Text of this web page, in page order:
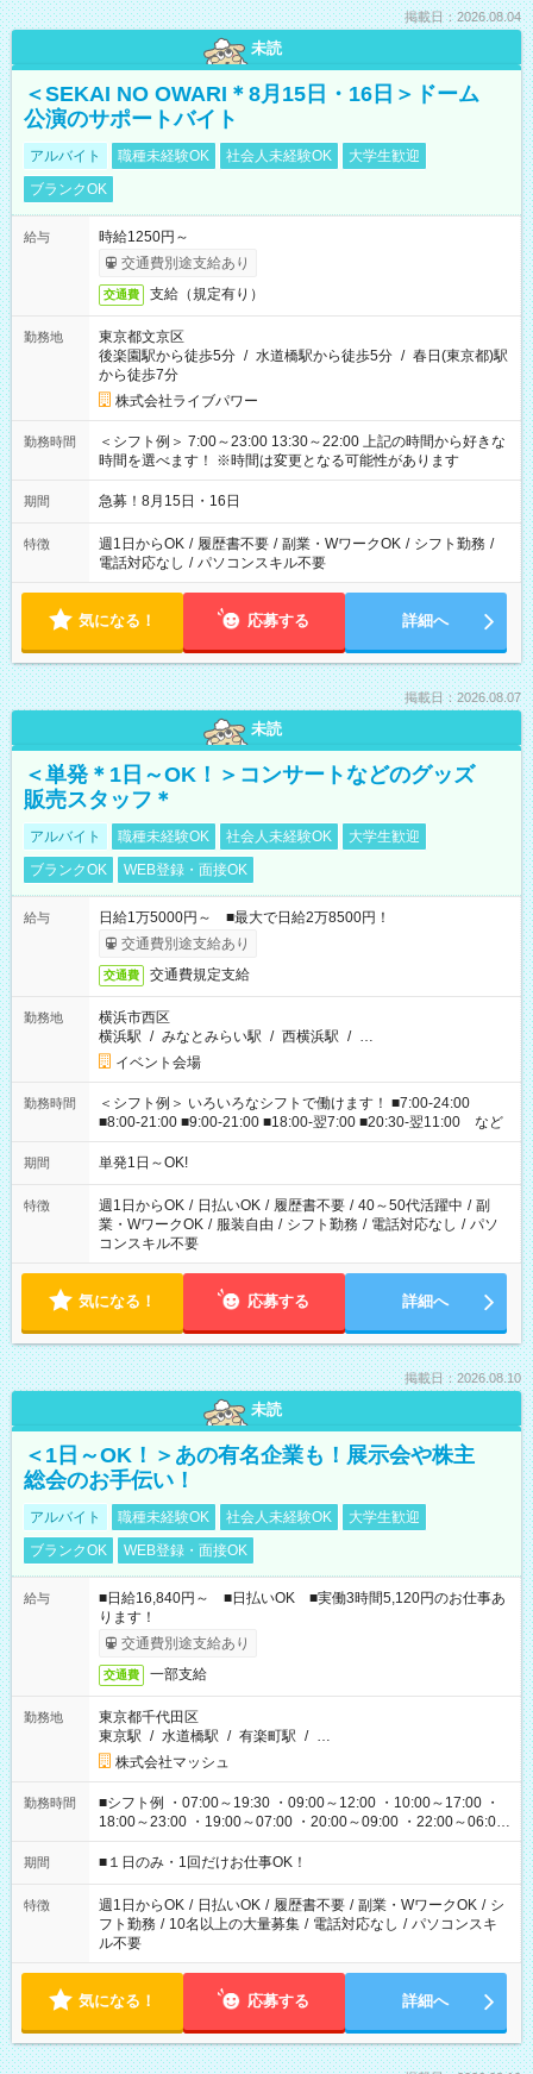
掲載日：2026.08.04
未読
＜SEKAI NO OWARI＊8月15日・16日＞ドーム
公演のサポートバイト
アルバイト 職種未経験OK 社会人未経験OK
大学生歓迎
ブランクOK
給与
時給1250円～
交通費別途支給あり
交通費 支給（規定有り）
勤務地
東京都文京区
後楽園駅から徒歩5分 / 水道橋駅から徒歩5分 / 春日(東京都)駅
から徒歩7分
株式会社ライブパワー
勤務時間
＜シフト例＞ 7:00～23:00 13:30～22:00 上記の時間から好きな
時間を選べます！ ※時間は変更となる可能性があります
期間 急募！8月15日・16日
特徴 週1日からOK / 履歴書不要 / 副業・WワークOK / シフト勤務 /
電話対応なし / パソコンスキル不要
気になる！ 応募する 詳細へ
掲載日：2026.08.07
未読
＜単発＊1日～OK！＞コンサートなどのグッズ
販売スタッフ＊
アルバイト 職種未経験OK 社会人未経験OK
大学生歓迎
ブランクOK
WEB登録・面接OK
給与
日給1万5000円～ ■最大で日給2万8500円！
交通費別途支給あり
交通費 交通費規定支給
勤務地
横浜市西区
横浜駅 / みなとみらい駅 / 西横浜駅 / …
イベント会場
勤務時間
＜シフト例＞ いろいろなシフトで働けます！ ■7:00-24:00
■8:00-21:00 ■9:00-21:00 ■18:00-翌7:00 ■20:30-翌11:00 など
期間 単発1日～OK!
特徴 週1日からOK / 日払いOK / 履歴書不要 / 40～50代活躍中 / 副
業・WワークOK / 服装自由 / シフト勤務 / 電話対応なし / パソ
コンスキル不要
気になる！ 応募する 詳細へ
掲載日：2026.08.10
未読
＜1日～OK！＞あの有名企業も！展示会や株主
総会のお手伝い！
アルバイト 職種未経験OK 社会人未経験OK
大学生歓迎
ブランクOK
WEB登録・面接OK
給与
■日給16,840円～ ■日払いOK ■実働3時間5,120円のお仕事あ
ります！
交通費別途支給あり
交通費 一部支給
勤務地
東京都千代田区
東京駅 / 水道橋駅 / 有楽町駅 / …
株式会社マッシュ
勤務時間
■シフト例 ・07:00～19:30 ・09:00～12:00 ・10:00～17:00 ・
18:00～23:00 ・19:00～07:00 ・20:00～09:00 ・22:00～06:00
etc ★最短で3時間で5,120円のお仕事から 15時間で2万円近く稼
げるお仕事も！ ご希望のお時間に合わせてご紹介！ ※シフトは
ください！
期間 ■１日のみ・1回だけお仕事OK！
特徴 週1日からOK / 日払いOK / 履歴書不要 / 副業・WワークOK / シ
フト勤務 / 10名以上の大量募集 / 電話対応なし / パソコンスキ
ル不要
気になる！ 応募する 詳細へ